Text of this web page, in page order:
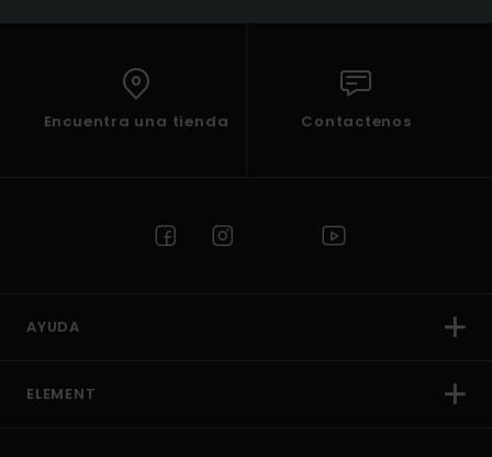
Encuentra una tienda Contactenos
AYUDA
ELEMENT